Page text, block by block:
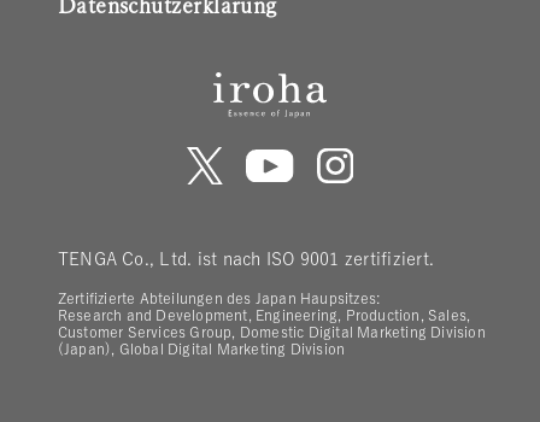
TENGA Co., Ltd. ist nach ISO 9001 zertifiziert.
Zertifizierte Abteilungen des Japan Haupsitzes:
Research and Development, Engineering, Production, Sales,
Customer Services Group, Domestic Digital Marketing Division
(Japan), Global Digital Marketing Division